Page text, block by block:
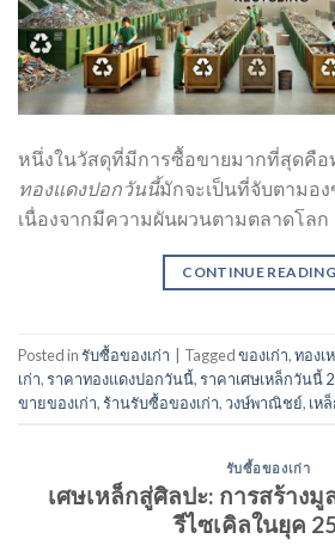
หนึ่งในวัสดุที่มีการซื้อขายมากที่สุดคือ
ทองแดงปอกวันนี้มักจะเป็นที่จับตามอ
เนื่องจากมีความผันผวนตามตลาดโลก
CONTINUE READING
Posted inรับซื้อของเก่า Taggedของเก่า,ทองเ
เก่า,ราคาทองแดงปอกวันนี้,ราคาเศษเหล็กวันนี้
ขายของเก่า,ร้านรับซื้อของเก่า,วงษ์พาณิชย์, เห
รับซื้อของเก่า
เศษเหล็กสู่ศิลปะ: การสร้าง
รีไซเคิลในยุค